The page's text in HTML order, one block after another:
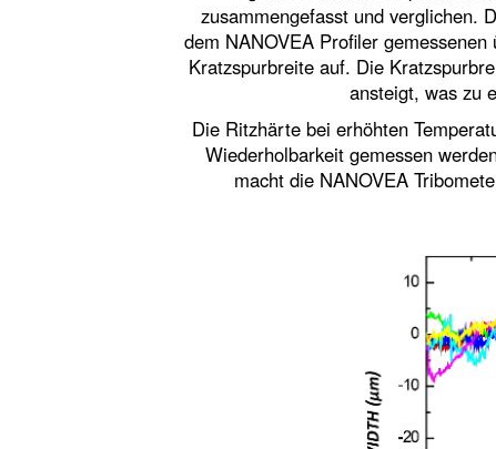
zusammengefasst und verglichen.
dem NANOVEA Profiler
Kratzspurbreite auf. Die
ansteigt, was zu
Die Ritzhärte bei erhöhten
Wiederholbarkeit gemessen
macht die NANOVEA